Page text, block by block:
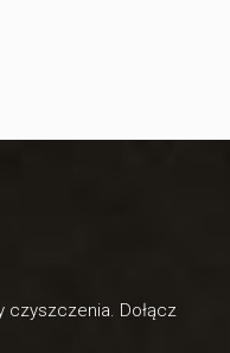
czyszczenia. Dołącz